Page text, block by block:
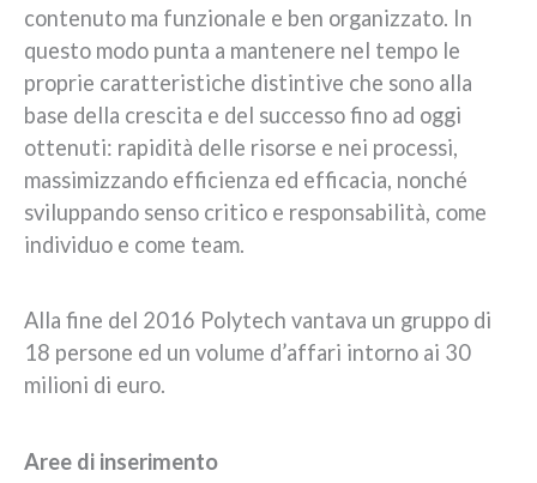
contenuto ma funzionale e ben organizzato. In
questo modo punta a mantenere nel tempo le
proprie caratteristiche distintive che sono alla
base della crescita e del successo fino ad oggi
ottenuti: rapidità delle risorse e nei processi,
massimizzando efficienza ed efficacia, nonché
sviluppando senso critico e responsabilità, come
individuo e come team.
Alla fine del 2016 Polytech vantava un gruppo di
18 persone ed un volume d’affari intorno ai 30
milioni di euro.
Aree di inserimento